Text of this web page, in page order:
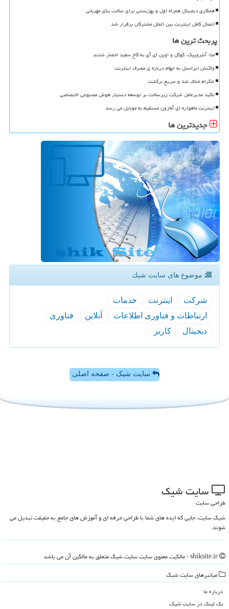
همکاری دیجیتال همراه اول و بهزیستی برای ساخت بنای مهربانی
اتصال کامل اینترنت بین الملل مشترکان برقرار شد
پربحث ترین ها
متا، آنتروپیک، گوگل و اوپن ای آی به کاخ سفید احضار شدند
واکنش ایرانسل به ابهام درباره ی مصرف اینترنت
تلگرام حذف شد و سریع برگشت
تاکید مدیرعامل شرکت زیرساخت بر توسعه دستیار هوش مصنوعی اختصاصی
اینترنت ماهواره ای آمازون مستقیم به موبایل می رسد
جدیدترین ها
موضوع های سایت شیك
شركت اینترنت
خدمات
ارتباطات و فناوری اطلاعات
آنلاین
فناوری
دیجیتال
كاربر
سایت شیک - صفحه اصلی
سایت شیك
طراحی سایت
شیک سایت، جایی که ایده های شما با طراحی حرفه ای و آموزش های جامع به حقیقت تبدیل می
شوند.
میانبرهای سایت شیك
درباره ما
بک لینک در سایت شیك